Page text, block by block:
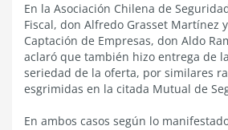
En la Asociación Chilena de
Fiscal, don Alfredo Grasset Martínez
Captación de Empresas, don Aldo
aclaró que también hizo entrega de
seriedad de la oferta, por similares
esgrimidas en la citada Mutual de
En ambos casos según lo